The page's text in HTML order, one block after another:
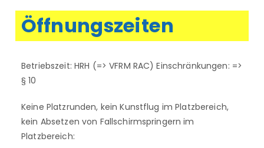
Öffnungszeiten
Betriebszeit: HRH (=> VFRM RAC) Einschränkungen: =>
§ 10
Keine Platzrunden, kein Kunstflug im Platzbereich,
kein Absetzen von Fallschirmspringern im
Platzbereich: